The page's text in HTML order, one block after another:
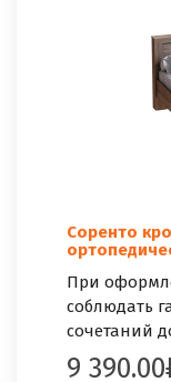
Соренто
При
соблюдать
сочетаний
9 390.00